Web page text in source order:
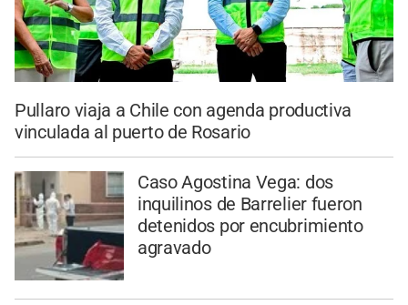
Pullaro viaja a Chile con agenda productiva
vinculada al puerto de Rosario
Caso Agostina Vega: dos
inquilinos de Barrelier fueron
detenidos por encubrimiento
agravado